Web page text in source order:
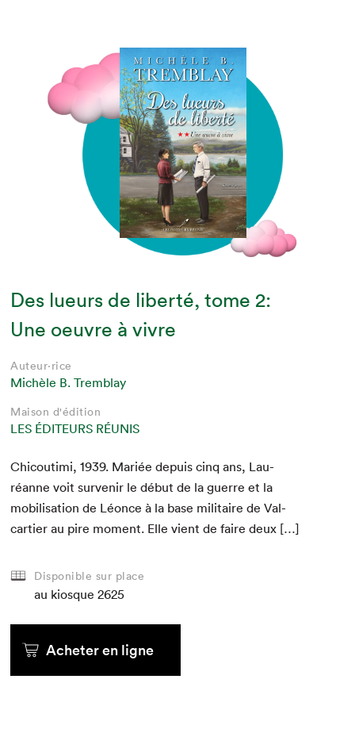
Des lueurs de liberté, tome 2:
Une oeuvre à vivre
Auteur·rice
Michèle B. Tremblay
Maison d'édition
LES ÉDITEURS RÉUNIS
Chicouti­mi,1939. Mar­iée depuis cinq ans, Lau­
réanne voit sur­venir le début de la guerre et la
mobil­i­sa­tion de Léonce à la base mil­i­taire de Val­
carti­er au pire moment. Elle vient de faire deux […]
Disponible sur place
au kiosque 2625
Acheter en ligne